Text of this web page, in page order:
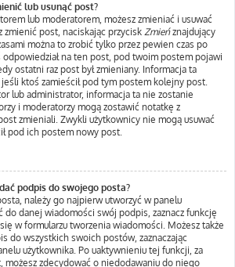
lub usunąć post?
lub moderatorem, możesz zmieniać i usuwać
post, naciskając przycisk Zmieńznajdujący
można to zrobić tylko przez pewien czas po
odpowiedział na ten post, pod twoim postem pojawi
ostatni raz post był zmieniany. Informacja ta
ktoś zamieścił pod tym postem kolejny post.
lub administrator, informacja ta nie zostanie
i moderatorzy mogą zostawić notatkę z
zmieniali. Zwykli użytkownicy nie mogą usuwać
pod ich postem nowy post.
podpis do swojego posta?
należy go najpierw utworzyć w panelu
do danej wiadomości swój podpis, zaznacz funkcję
w formularzu tworzenia wiadomości. Możesz także
do wszystkich swoich postów, zaznaczając
użytkownika. Po uaktywnieniu tej funkcji, za
możesz zdecydować o niedodawaniu do niego